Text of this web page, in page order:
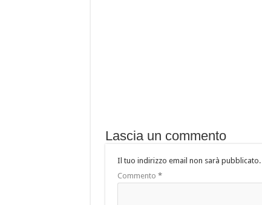
Lascia un commento
Il tuo indirizzo email non sarà pubblicato.
Commento *